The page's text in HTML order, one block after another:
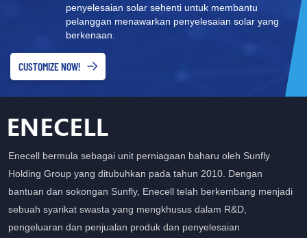
penyelesaian solar sehenti untuk membantu
pelanggan menawarkan penyelesaian solar yang
berkenaan.
CUSTOMIZE NOW!
Enecell bermula sebagai unit perniagaan baharu oleh Sunfly
Holding Group yang ditubuhkan pada tahun 2010. Dengan
bantuan dan sokongan Sunfly, Enecell telah berkembang menjadi
sebuah syarikat swasta yang mengkhusus dalam R&D,
pengeluaran dan penjualan produk dan penyelesaian